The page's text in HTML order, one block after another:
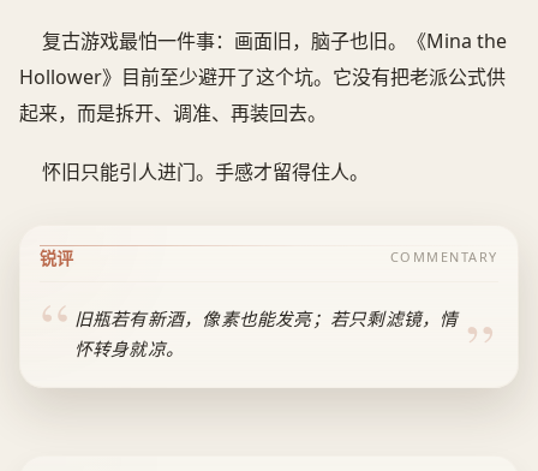
复古游戏最怕一件事：画面旧，脑子也旧。《Mina the
Hollower》目前至少避开了这个坑。它没有把老派公式供
起来，而是拆开、调准、再装回去。
怀旧只能引人进门。手感才留得住人。
锐评 COMMENTARY
旧瓶若有新酒，像素也能发亮；若只剩滤镜，情
怀转身就凉。